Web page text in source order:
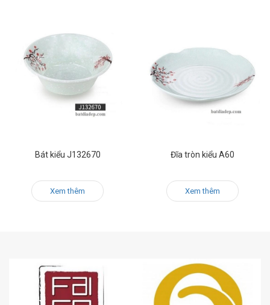
Bát kiểu J132670
Xem thêm
Đĩa tròn kiểu A60
Xem thêm